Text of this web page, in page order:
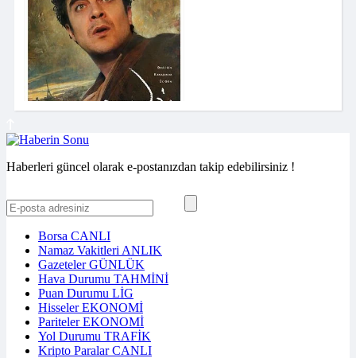
Haberleri güncel olarak e-postanızdan takip edebilirsiniz !
Borsa CANLI
Namaz Vakitleri ANLIK
GazetelerGÜNLÜK
Hava Durumu TAHMİNİ
Puan Durumu LİG
HisselerEKONOMİ
ParitelerEKONOMİ
Yol Durumu TRAFİK
Kripto ParalarCANLI